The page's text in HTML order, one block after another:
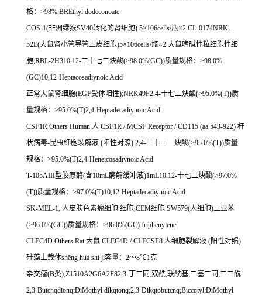
格： >98%,BREthyl dodeconoate
COS-1(非洲绿猴SV40转化的肾细胞) 5×106cells/瓶×2 CL-0174NRK-
52E(大鼠肾小管导管上皮细胞)5×106cells/瓶×2 大鼠嗜碱性粒细胞性细
胞;RBL-2H310,12-二十七二炔酸(>98.0%(GC))质量规格： >98.0%
(GC)10,12-Heptacosadiynoic Acid
正常大鼠肾细胞(EGF受体阳性);NRK49F2,4-十七二炔酸(>95.0%(T))质
量规格： >95.0%(T)2,4-Heptadecadiynoic Acid
CSF1R Others Human 人 CSF1R / MCSF Receptor / CD115 (aa 543-922) 杆
状病毒-昆虫细胞裂解液 (阳性对照) 2,4-二十一二炔酸(>95.0%(T))质量
规格： >95.0%(T)2,4-Heneicosadiynoic Acid
T-105AIII型胶原酶(含10mL酶解缓冲液)1mL10,12-十七二炔酸(>97.0%
(T))质量规格： >97.0%(T)10,12-Heptadecadiynoic Acid
SK-MEL-1, 人皮肤色素瘤细胞 细胞,CEM细胞 SW579(人细胞)三亚苯
(>96.0%(GC))质量规格： >96.0%(GC)Triphenylene
CLEC4D Others Rat大鼠 CLEC4D / CLECSF8 人细胞裂解液 (阳性对照)
硅藻土载体shēng huà shì jì容量： 2～8℃1克
杂交瘤(B类);Z1510A2G6A2F82,3- 丁二同 ;双酰;联酰基;二基二同 ;二二酰
2,3-Butcnqdionq;DiMqthyl dikqtonq;2,3-Dikqtobutcnq;Biccqtyl;DiMqthyl